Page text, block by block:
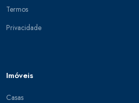
Termos
Privacidade
Imóveis
Casas